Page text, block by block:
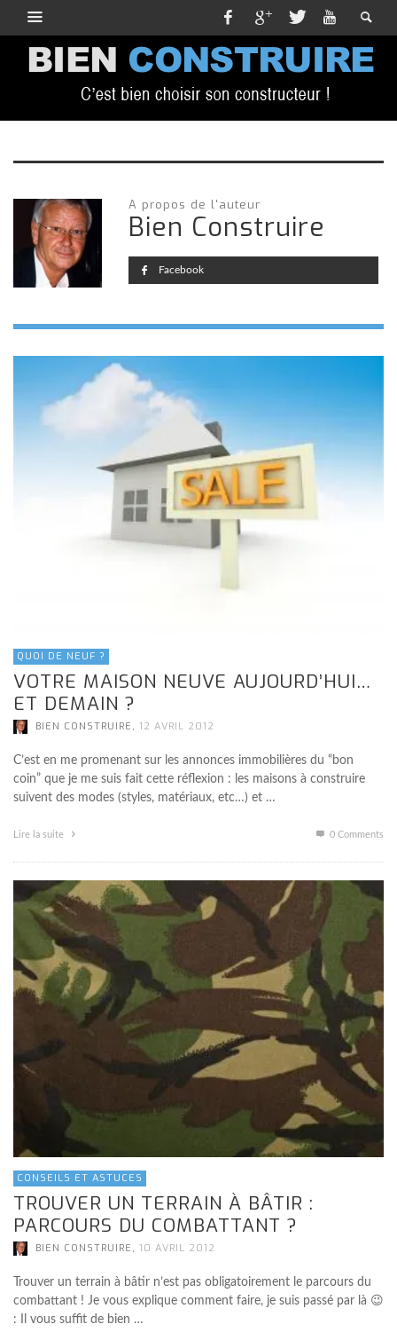
A propos de l'auteur
Bien Construire
Facebook
QUOI DE NEUF ?
VOTRE MAISON NEUVE AUJOURD’HUI…
ET DEMAIN ?
BIEN CONSTRUIRE , 12 AVRIL 2012
C’est en me promenant sur les annonces immobilières du “bon
coin” que je me suis fait cette réflexion : les maisons à construire
suivent des modes (styles, matériaux, etc…) et …
Lire la suite 0 Comments
CONSEILS ET ASTUCES
TROUVER UN TERRAIN À BÂTIR :
PARCOURS DU COMBATTANT ?
BIEN CONSTRUIRE , 10 AVRIL 2012
Trouver un terrain à bâtir n’est pas obligatoirement le parcours du
combattant ! Je vous explique comment faire, je suis passé par là 😉
: Il vous suffit de bien …